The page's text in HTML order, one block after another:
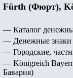
Fürth (Фюрт),
— Каталог
— Денежные знаки
— Городские,
— Königreich
Бавария)